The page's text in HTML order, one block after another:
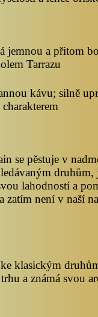
jemnou a přitom
Tarrazu
kávu; silně
se pěstuje v
druhům,
lahodností a
zatím není v naší
klasickým
a známá svou